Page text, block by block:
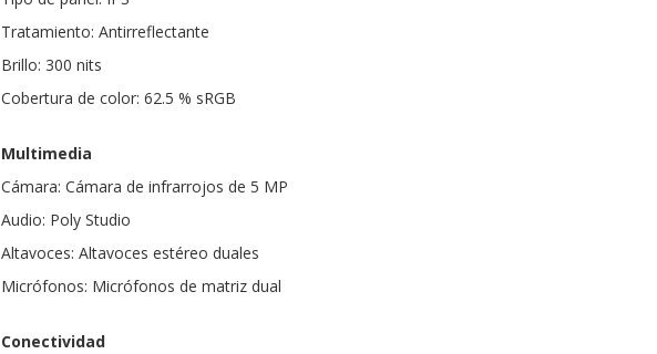
Tratamiento: Antirreflectante
Brillo: 300 nits
Cobertura de color: 62.5 % sRGB
Multimedia
Cámara: Cámara de infrarrojos de 5 MP
Audio: Poly Studio
Altavoces: Altavoces estéreo duales
Micrófonos: Micrófonos de matriz dual
Conectividad